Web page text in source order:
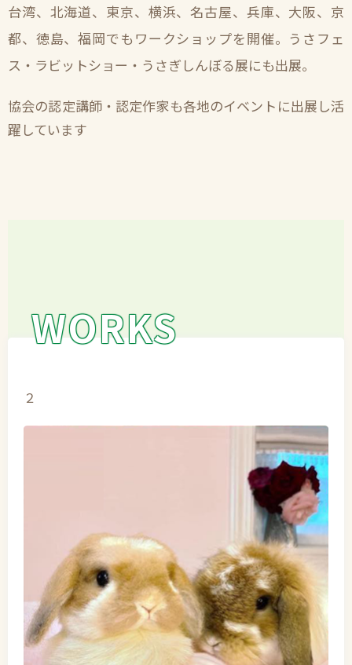
台湾、北海道、東京、横浜、名古屋、兵庫、大阪、京
都、徳島、福岡でもワークショップを開催。うさフェ
ス・ラビットショー・うさぎしんぼる展にも出展。
協会の認定講師・認定作家も各地のイベントに出展し活
躍しています
WORKS
２